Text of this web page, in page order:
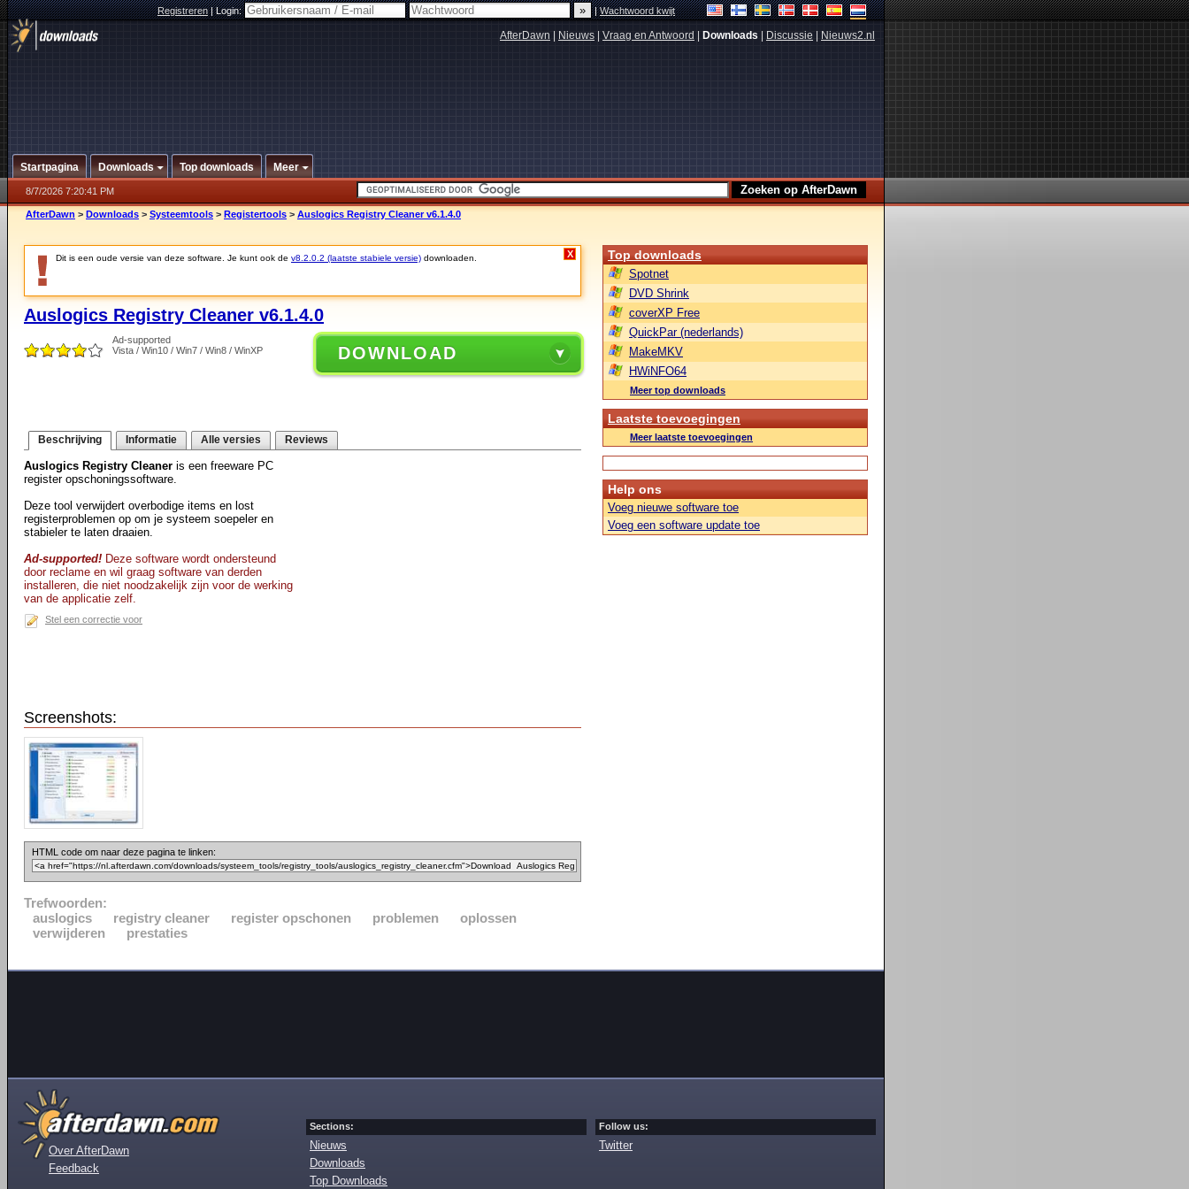
Registreren|Login: |Wachtwoord kwijt
AfterDawn Nieuws Vraag en Antwoord Downloads Discussie Nieuws2.nl
Startpagina Downloads Top downloads Meer
8/7/2026 7:20:41 PM
AfterDawn > Downloads > Systeemtools > Registertools > Auslogics Registry Cleaner v6.1.4.0
Dit is een oude versie van deze software. Je kunt ook de v8.2.0.2 (laatste stabiele versie) downloaden. X
Auslogics Registry Cleaner v6.1.4.0
Ad-supported
Vista / Win10 / Win7 / Win8 / WinXP
DOWNLOAD
Beschrijving Informatie Alle versies Reviews
Auslogics Registry Cleaner is een freeware PC
register opschoningssoftware.
Deze tool verwijdert overbodige items en lost
registerproblemen op om je systeem soepeler en
stabieler te laten draaien.
Ad-supported! Deze software wordt ondersteund
door reclame en wil graag software van derden
installeren, die niet noodzakelijk zijn voor de werking
van de applicatie zelf.
Stel een correctie voor
Screenshots:
HTML code om naar deze pagina te linken:
Trefwoorden:
auslogics
registry cleaner register opschonen problemen
oplossen
verwijderen
prestaties
Top downloads
Spotnet
DVD Shrink
coverXP Free
QuickPar (nederlands)
MakeMKV
HWiNFO64
Meer top downloads
Laatste toevoegingen
Meer laatste toevoegingen
Help ons
Voeg nieuwe software toe
Voeg een software update toe
Over AfterDawn
Feedback
Sections:
Nieuws
Downloads
Top Downloads
Follow us:
Twitter